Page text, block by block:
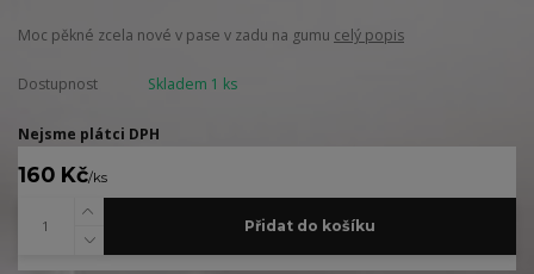
Moc pěkné zcela nové v pase v zadu na gumu celý popis
Dostupnost Skladem 1 ks
Nejsme plátci DPH
160 Kč/ks
Přidat do košíku